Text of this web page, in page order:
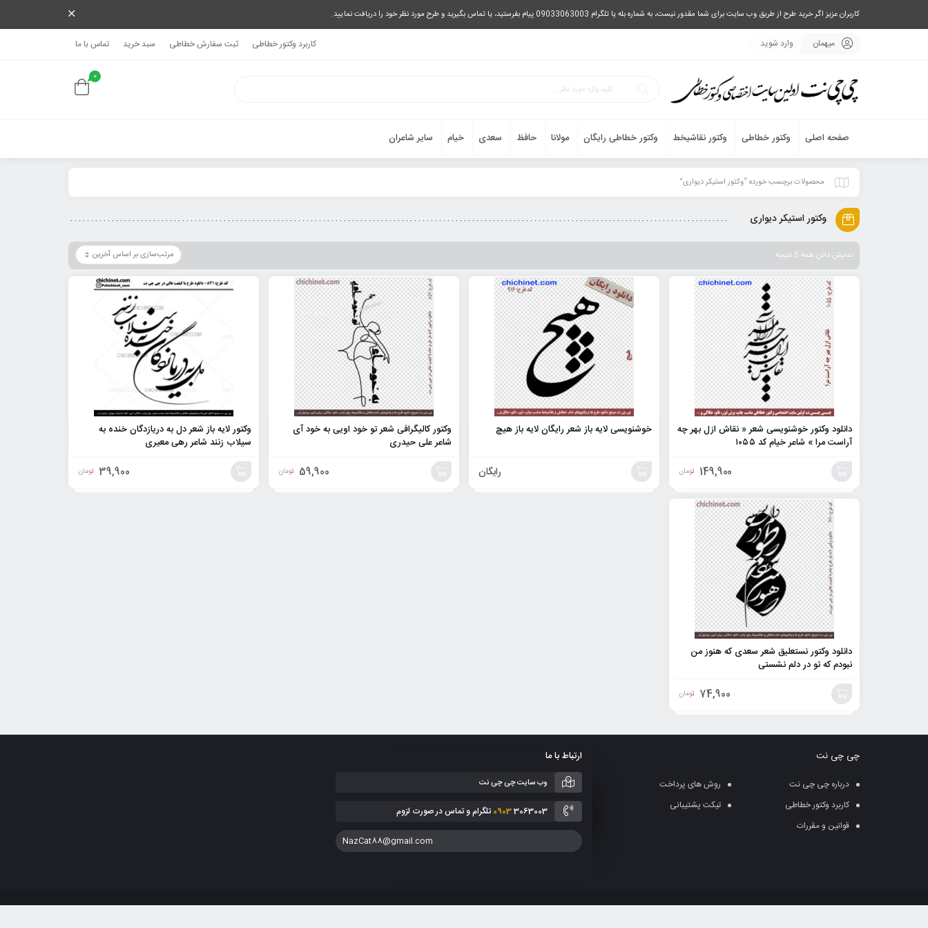
کاربران عزیز اگر خرید طرح از طریق وب سایت برای شما مقدور نیست، به شماره بله یا تلگرام 09033063003 پیام بفرستید، یا تماس بگیرید و طرح مورد نظر خود را دریافت نمایید.
میهمان وارد شوید کاربرد وکتور خطاطی ثبت سفارش خطاطی سبد خرید تماس با ما
0
صفحه اصلی وکتور خطاطی وکتور نقاشیخط وکتور خطاطی رایگان مولانا حافظ سعدی خیام سایر شاعران
محصولات برچسب خورده “وکتور استیکر دیواری”
وکتور استیکر دیواری
نمایش دادن همه 5 نتیجه
دانلود وکتور خوشنویسی شعر « نقاش ازل بهر چه
آراست مرا » شاعر خیام کد ۱۰۵۵
149,900 تومان
افزودن
خوشنویسی لایه باز شعر رایگان لایه باز هیچ
رایگان
وکتور کالیگرافی شعر تو خود اویی به خود آی
شاعر علی حیدری
59,900 تومان
وکتور لایه باز شعر دل به دریازدگان خنده به
سیلاب زنند شاعر رهی معیری
39,900 تومان
دانلود وکتور نستعلیق شعر سعدی که هنوز من
نبودم که تو در دلم نشستی
74,900 تومان
چی چی نت
درباره چی چی نت
روش های پرداخت
کاربرد وکتور خطاطی
تیکت پشتیبانی
قوانین و مقررات
ارتباط با ما
وب سایت چی چی نت
09033063003 تلگرام و تماس در صورت لزوم
NazCat88@gmail.com